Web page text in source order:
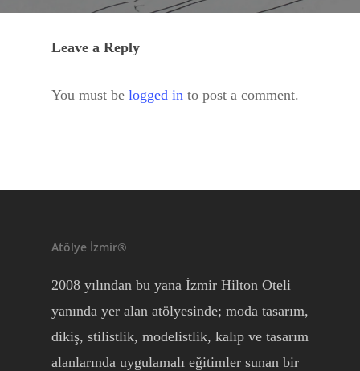
Leave a Reply
You must be logged in to post a comment.
Atölye İzmir®
2008 yılından bu yana İzmir Hilton Oteli
yanında yer alan atölyesinde; moda tasarım,
dikiş, stilistlik, modelistlik, kalıp ve tasarım
alanlarında uygulamalı eğitimler sunan bir